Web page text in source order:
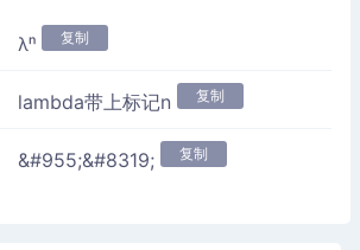
λⁿ 复制
lambda带上标记n 复制
&#955;&#8319; 复制